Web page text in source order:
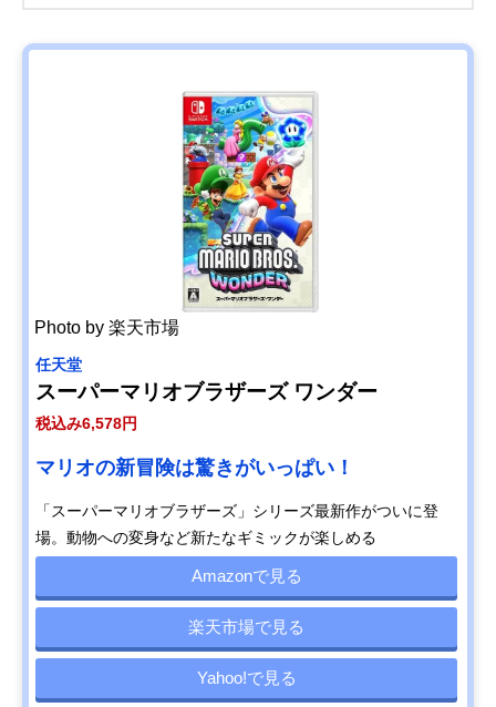
Photo by 楽天市場
任天堂
スーパーマリオブラザーズ ワンダー
税込み6,578円
マリオの新冒険は驚きがいっぱい！
「スーパーマリオブラザーズ」シリーズ最新作がついに登
場。動物への変身など新たなギミックが楽しめる
Amazonで見る
楽天市場で見る
Yahoo!で見る